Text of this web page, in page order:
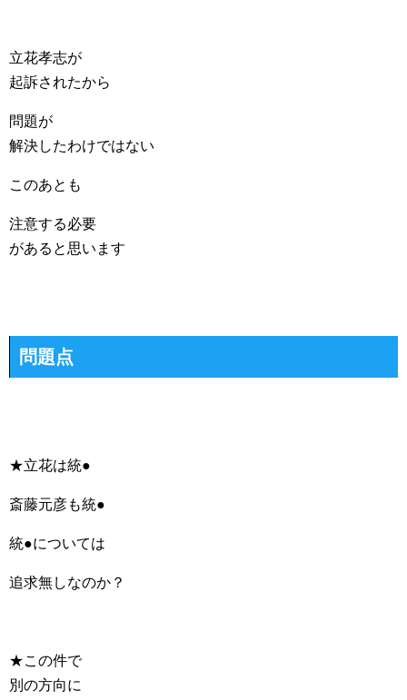
立花孝志が
起訴されたから
問題が
解決したわけではない
このあとも
注意する必要
があると思います
問題点
★立花は統●
斎藤元彦も統●
統●については
追求無しなのか？
★この件で
別の方向に